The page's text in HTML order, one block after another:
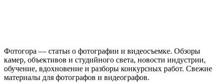
Фотогора — статьи о фотографии и видеосъемке. Обзоры
камер, объективов и студийного света, новости индустрии,
обучение, вдохновение и разборы конкурсных работ. Свежие
материалы для фотографов и видеографов.